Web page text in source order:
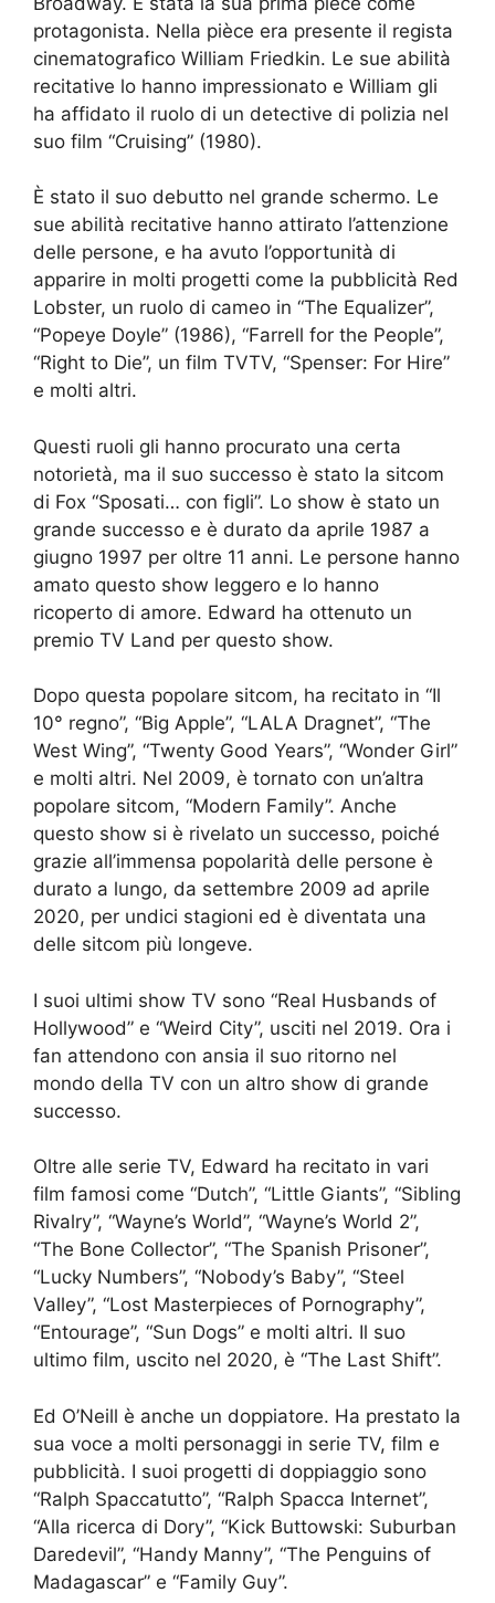
protagonista. Nella pièce era presente il regista
cinematografico William Friedkin. Le sue abilità
recitative lo hanno impressionato e William gli
ha affidato il ruolo di un detective di polizia nel
suo film “Cruising” (1980).
È stato il suo debutto nel grande schermo. Le
sue abilità recitative hanno attirato l’attenzione
delle persone, e ha avuto l’opportunità di
apparire in molti progetti come la pubblicità Red
Lobster, un ruolo di cameo in “The Equalizer”,
“Popeye Doyle” (1986), “Farrell for the People”,
“Right to Die”, un film TVTV, “Spenser: For Hire”
e molti altri.
Questi ruoli gli hanno procurato una certa
notorietà, ma il suo successo è stato la sitcom
di Fox “Sposati… con figli”. Lo show è stato un
grande successo e è durato da aprile 1987 a
giugno 1997 per oltre 11 anni. Le persone hanno
amato questo show leggero e lo hanno
ricoperto di amore. Edward ha ottenuto un
premio TV Land per questo show.
Dopo questa popolare sitcom, ha recitato in “Il
10° regno”, “Big Apple”, “LALA Dragnet”, “The
West Wing”, “Twenty Good Years”, “Wonder Girl”
e molti altri. Nel 2009, è tornato con un’altra
popolare sitcom, “Modern Family”. Anche
questo show si è rivelato un successo, poiché
grazie all’immensa popolarità delle persone è
durato a lungo, da settembre 2009 ad aprile
2020, per undici stagioni ed è diventata una
delle sitcom più longeve.
I suoi ultimi show TV sono “Real Husbands of
Hollywood” e “Weird City”, usciti nel 2019. Ora i
fan attendono con ansia il suo ritorno nel
mondo della TV con un altro show di grande
successo.
Oltre alle serie TV, Edward ha recitato in vari
film famosi come “Dutch”, “Little Giants”, “Sibling
Rivalry”, “Wayne’s World”, “Wayne’s World 2”,
“The Bone Collector”, “The Spanish Prisoner”,
“Lucky Numbers”, “Nobody’s Baby”, “Steel
Valley”, “Lost Masterpieces of Pornography”,
“Entourage”, “Sun Dogs” e molti altri. Il suo
ultimo film, uscito nel 2020, è “The Last Shift”.
Ed O’Neill è anche un doppiatore. Ha prestato la
sua voce a molti personaggi in serie TV, film e
pubblicità. I suoi progetti di doppiaggio sono
“Ralph Spaccatutto”, “Ralph Spacca Internet”,
“Alla ricerca di Dory”, “Kick Buttowski: Suburban
Daredevil”, “Handy Manny”, “The Penguins of
Madagascar” e “Family Guy”.